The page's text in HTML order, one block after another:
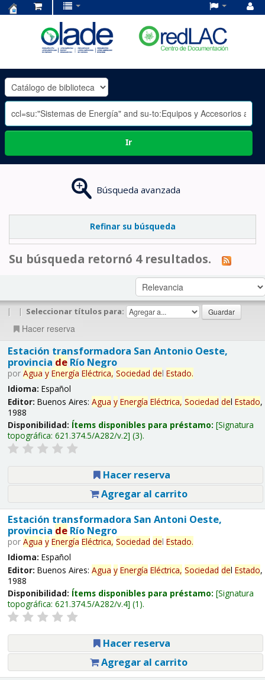
OLADE
-
Ir
Búsqueda avanzada
Refinar su búsqueda
Su búsqueda retornó 4 resultados.
| | Seleccionar títulos para:
Hacer reserva
Estación transformadora San Antonio Oeste,
provincia deRío Negro
por Agua y Energía Eléctrica, Sociedad del Estado.
Idioma: Español
Editor: Buenos Aires: Agua y Energía Eléctrica, Sociedad del Estado,
1988
Disponibilidad: Ítems disponibles para préstamo: Signatura
topográfica: 621.374.5/A282/v.2 (3).
Hacer reserva
Agregar al carrito
Estación transformadora San Antoni Oeste,
provincia deRío Negro
por Agua y Energía Eléctrica, Sociedad del Estado.
Idioma: Español
Editor: Buenos Aires: Agua y Energía Eléctrica, Sociedad del Estado,
1988
Disponibilidad: Ítems disponibles para préstamo: Signatura
topográfica: 621.374.5/A282/v.4 (1).
Hacer reserva
Agregar al carrito